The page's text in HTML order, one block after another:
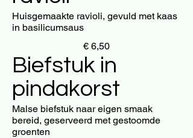
Huisgemaakte ravioli, gevuld met kaas
in basilicumsaus
€ 6,50
Biefstuk in
pindakorst
Malse biefstuk naar eigen smaak
bereid, geserveerd met gestoomde
groenten